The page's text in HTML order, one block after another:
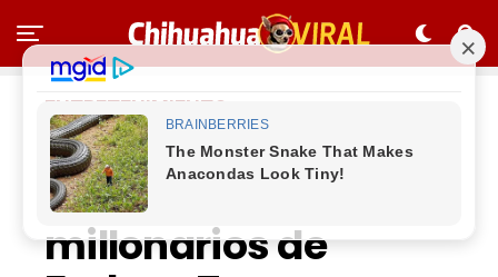
ENTRETENIMIENTO
CEO de Amazon
encabeza lista de
millonarios de